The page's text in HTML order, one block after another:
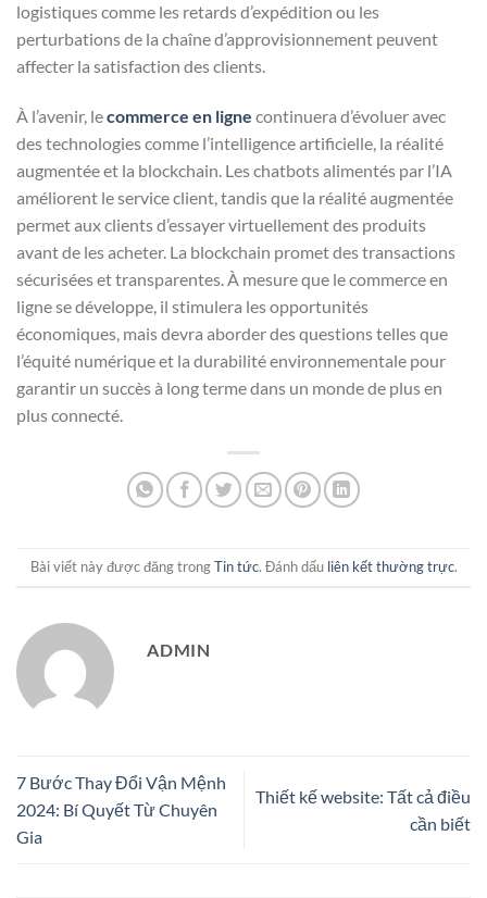
logistiques comme les retards d’expédition ou les
perturbations de la chaîne d’approvisionnement peuvent
affecter la satisfaction des clients.
À l’avenir, lecommerce en ligne continuera d’évoluer avec
des technologies comme l’intelligence artificielle, la réalité
augmentée et la blockchain. Les chatbots alimentés par l’IA
améliorent le service client, tandis que la réalité augmentée
permet aux clients d’essayer virtuellement des produits
avant de les acheter. La blockchain promet des transactions
sécurisées et transparentes. À mesure que le commerce en
ligne se développe, il stimulera les opportunités
économiques, mais devra aborder des questions telles que
l’équité numérique et la durabilité environnementale pour
garantir un succès à long terme dans un monde de plus en
plus connecté.
Bài viết này được đăng trongTin tức. Đánh dấu liên kết thường trực.
ADMIN
7 Bước Thay Đổi Vận Mệnh
2024: Bí Quyết Từ Chuyên
Gia
Thiết kế website: Tất cả điều
cần biết